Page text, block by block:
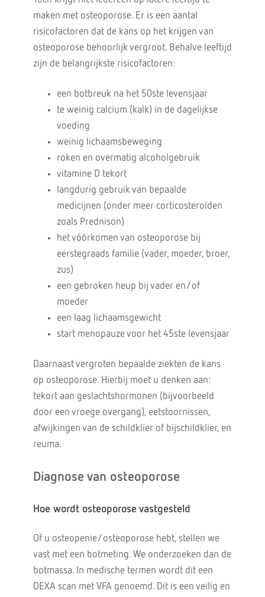
maken met osteoporose. Er is een aantal
risicofactoren dat de kans op het krijgen van
osteoporose behoorlijk vergroot. Behalve leeftijd
zijn de belangrijkste risicofactoren:
een botbreuk na het 50ste levensjaar
te weinig calcium (kalk) in de dagelijkse
voeding
weinig lichaamsbeweging
roken en overmatig alcoholgebruik
vitamine D tekort
langdurig gebruik van bepaalde
medicijnen (onder meer corticosteroïden
zoals Prednison)
het vóórkomen van osteoporose bij
eerstegraads familie (vader, moeder, broer,
zus)
een gebroken heup bij vader en/of
moeder
een laag lichaamsgewicht
start menopauze voor het 45ste levensjaar
Daarnaast vergroten bepaalde ziekten de kans
op osteoporose. Hierbij moet u denken aan:
tekort aan geslachtshormonen (bijvoorbeeld
door een vroege overgang), eetstoornissen,
afwijkingen van de schildklier of bijschildklier, en
reuma.
Diagnose van osteoporose
Hoe wordt osteoporose vastgesteld
Of u osteopenie/osteoporose hebt, stellen we
vast met een botmeting. We onderzoeken dan de
botmassa. In medische termen wordt dit een
DEXA scan met VFA genoemd. Dit is een veilig en